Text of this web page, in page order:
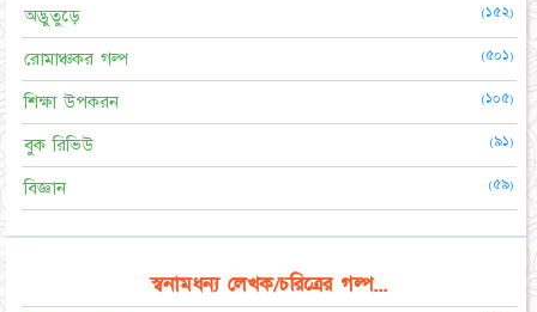
অদ্ভুতুড়ে (১৫২)
রোমাঞ্চকর গল্প (৫০১)
শিক্ষা উপকরন (১০৫)
বুক রিভিউ (৯১)
বিজ্ঞান (৫৯)
স্বনামধন্য লেখক/চরিত্রের গল্প...